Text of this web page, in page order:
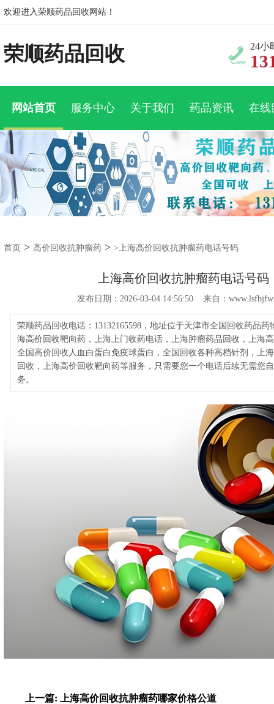
欢迎进入荣顺药品回收网站！
荣顺药品回收 24小
网站首页 服务中心 关于我们 药品资讯 在线
首页 > 高价回收抗肿瘤药 > >上海高价回收抗肿瘤药电话号码
上海高价回收抗肿瘤药电话号码
发布日期：2026-03-04 14:56:50 来自：
荣顺药品回收电话：13132165598，地址位于天津市全国回收药品
海高价回收靶向药，上海上门收药电话，上海肿瘤药品回收，上海
全国高价回收人血白蛋白免疫球蛋白，全国回收各种高档针剂，上
回收，上海高价回收靶向药等服务，只需要您一个电话后续无需您
务。
上一篇: 上海高价回收抗肿瘤药哪家价格公道